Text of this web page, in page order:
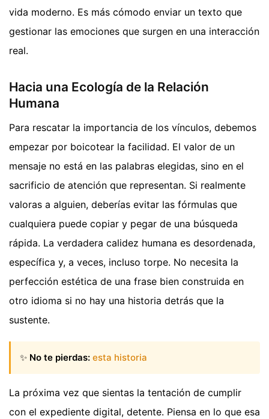
vida moderno. Es más cómodo enviar un texto que
gestionar las emociones que surgen en una interacción
real.
Hacia una Ecología de la Relación
Humana
Para rescatar la importancia de los vínculos, debemos
empezar por boicotear la facilidad. El valor de un
mensaje no está en las palabras elegidas, sino en el
sacrificio de atención que representan. Si realmente
valoras a alguien, deberías evitar las fórmulas que
cualquiera puede copiar y pegar de una búsqueda
rápida. La verdadera calidez humana es desordenada,
específica y, a veces, incluso torpe. No necesita la
perfección estética de una frase bien construida en
otro idioma si no hay una historia detrás que la
sustente.
✨ No te pierdas: esta historia
La próxima vez que sientas la tentación de cumplir
con el expediente digital, detente. Piensa en lo que esa